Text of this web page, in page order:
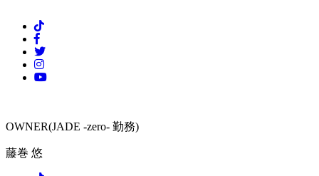
OWNER(JADE -zero- 勤務)
藤巻 悠